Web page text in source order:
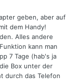
geben, aber auf
dem Handy!
Alles andere
kann man
7 Tage (hab's ja
Box unter der
durch das Telefon